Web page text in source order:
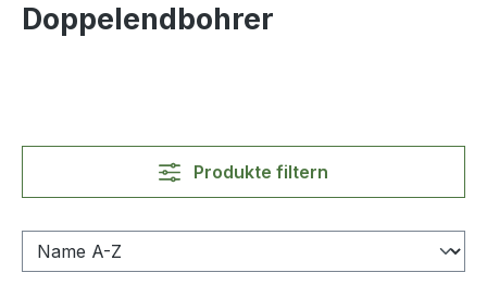
Doppelendbohrer
Produkte filtern